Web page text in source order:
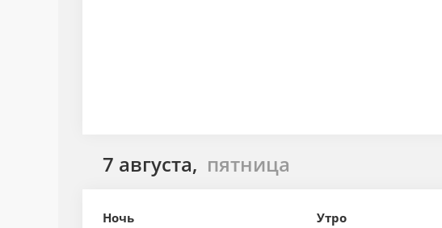
7 августа, пятница
Ночь Утро